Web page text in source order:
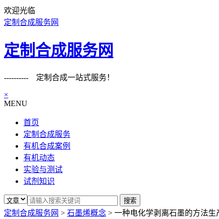
欢迎光临
定制合成服务网
定制合成服务网
---------- 定制合成一站式服务！
×
MENU
首页
定制合成服务
有机合成案例
有机动态
实验与测试
试剂知识
定制合成服务网 > 石墨烯概念 > 一种电化学剥离石墨的方法生